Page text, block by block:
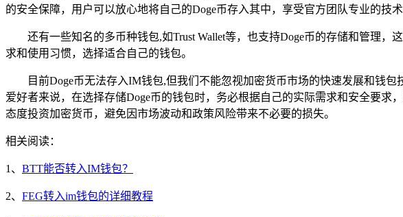
的安全保障，用户可以放心地将自己的Doge币存入其中，享受官方团队专业的技术
还有一些知名的多币种钱包,如Trust Wallet等，也支持Doge币的存储和管理
求和使用习惯，选择适合自己的钱包。
目前Doge币无法存入IM钱包,但我们不能忽视加密货币市场的快速发展和钱
爱好者来说，在选择存储Doge币的钱包时，务必根据自己的实际需求和安全要
态度投资加密货币，避免因市场波动和政策风险带来不必要的损失。
相关阅读：
1、 BTT能否转入IM钱包？
2、 FEG转入im钱包的详细教程